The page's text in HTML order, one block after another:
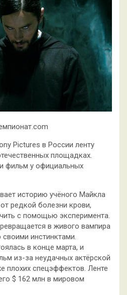
Pictures в России ленту
площадках.
фильм у официальных
историю учёного Майкла
редкой болезни крови,
с помощью эксперимента.
в живого вампира
инстинктами.
в конце марта, и
из-за неудачных актёрской
плохих спецэффектов. Ленте
$ 162 млн в мировом